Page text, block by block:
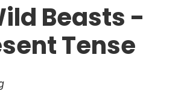
Beasts -
Tense